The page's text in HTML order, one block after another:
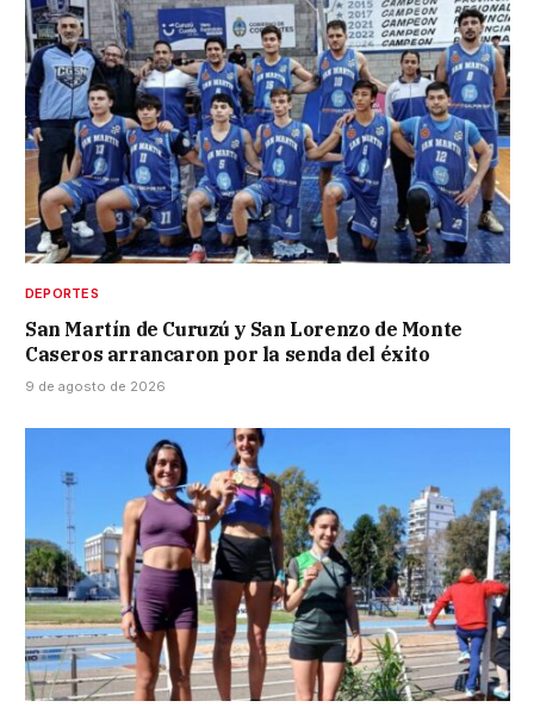
DEPORTES
San Martín de Curuzú y San Lorenzo de Monte
Caseros arrancaron por la senda del éxito
9 de agosto de 2026